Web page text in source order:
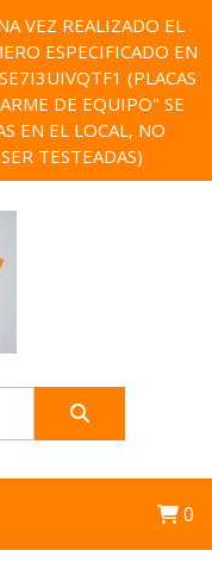
VEZ REALIZADO EL
ESPECIFICADO EN
(PLACAS
DE EQUIPO" SE
EN EL LOCAL, NO
TESTEADAS)
0